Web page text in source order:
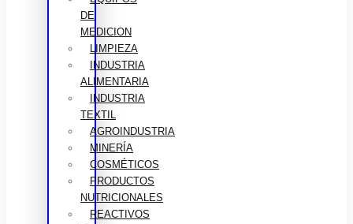
DE
MEDICION
LIMPIEZA
INDUSTRIA
ALIMENTARIA
INDUSTRIA
TEXTIL
AGROINDUSTRIA
MINERÍA
COSMÉTICOS
PRODUCTOS
NUTRICIONALES
REACTIVOS